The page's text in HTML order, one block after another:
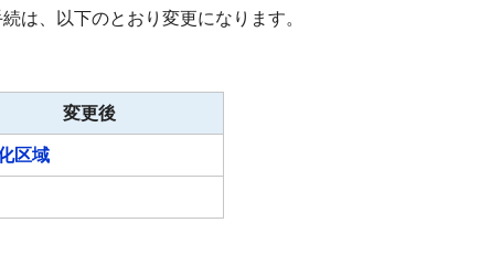
は、以下のとおり変更になります。
変更後
区域